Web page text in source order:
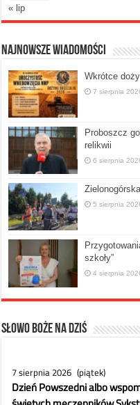
« lip
Najnowsze Wiadomości
Wkrótce
7 sierpnia
Proboszcz
relikwii
6 sierpnia
5 sierpnia
szkoły”
4 sierpnia
Słowo Boże na dziś